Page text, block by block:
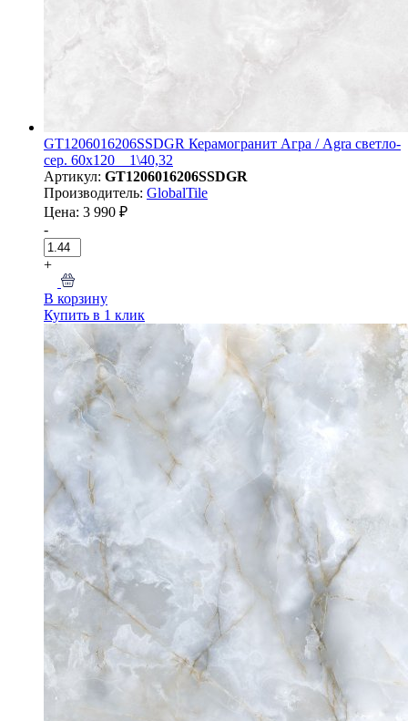
GT1206016206SSDGR Керамогранит Агра / Agra светло-
сер. 60x120 _ 1\40,32
Артикул: GT1206016206SSDGR
Производитель: GlobalTile
Цена: 3 990 ₽
-
+
В корзину
Купить в 1 клик